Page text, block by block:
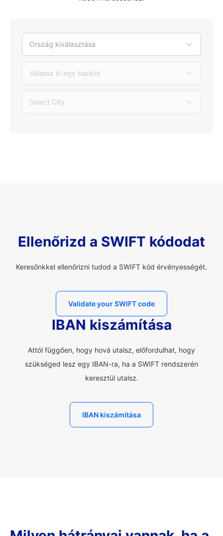
Ország kiválasztása
Válassz ki egy bankot
Select City
Ellenőrizd a SWIFT kódodat
Keresőnkkel ellenőrizni tudod a SWIFT kód érvényességét.
Validate your SWIFT code
IBAN kiszámítása
Attól függően, hogy hová utalsz, előfordulhat, hogy
szükséged lesz egy IBAN-ra, ha a SWIFT rendszerén
keresztül utalsz.
IBAN kiszámítása